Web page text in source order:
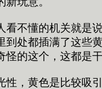
不懂的机关就是
到处都插满了这些
怪的这个，这都是
，黄色是比较吸